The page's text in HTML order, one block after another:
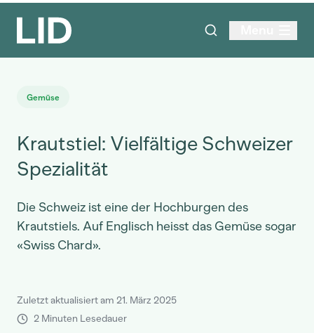
Gemüse
Krautstiel: Vielfältige Schweizer
Spezialität
Die Schweiz ist eine der Hochburgen des
Krautstiels. Auf Englisch heisst das Gemüse sogar
«Swiss Chard».
Zuletzt aktualisiert am 21. März 2025
2 Minuten Lesedauer